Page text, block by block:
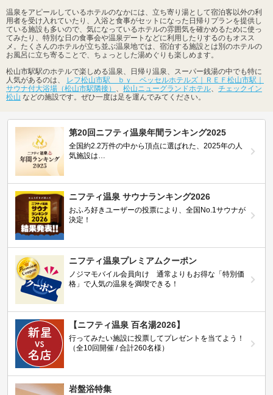
温泉をアピールしているホテルのなかには、立ち寄り湯として宿泊客以外の利
用者を受け入れていたり、入浴と食事がセットになった日帰りプランを提供し
ている施設も多いので、気になっているホテルの雰囲気を確かめるために使っ
てみたり、特別な日の食事会や温泉デートなどに利用したりするのもオスス
メ。たくさんのホテルが立ち並ぶ温泉地では、宿泊する施設とは別のホテルの
お風呂に立ち寄ることで、ちょっとした湯めぐりも楽しめます。
松山市駅駅のホテルで楽しめる温泉、日帰り温泉、スーパー銭湯の中でも特に
人気があるのは、 レフ松山市駅 ｂｙ ベッセルホテルズ｜ＲＥＦ松山市駅｜
サウナ付大浴場（松山市駅隣接）
松山ニューグランドホテル
チェックイン
松山 などの施設です。ぜひ一度は足を運んでみてください。
第20回ニフティ温泉年間ランキング2025
全国約2.2万件の中から頂点に選ばれた、2025年の人
気施設は…
ニフティ温泉 サウナランキング2026
おふろ好きユーザーの投票により、全国No.1サウナが
決定！
ニフティ温泉プレミアムクーポン
ノジマモバイル会員向け 通常よりもお得な「特別価
格」で人気の温泉を満喫できる！
【ニフティ温泉 百名湯2026】
行ってみたい施設に投票してプレゼントを当てよう！
（全10回開催 / 合計260名様）
岩盤浴特集